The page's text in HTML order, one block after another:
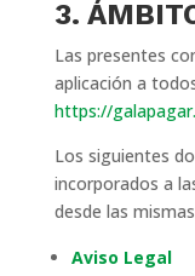
3.
Las presentes
aplicación a
https://
Los siguientes
incorporados a
desde las
Aviso Legal